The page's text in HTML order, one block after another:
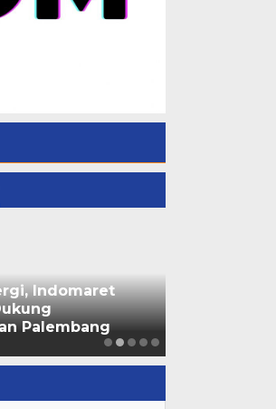
Indomaret
Palembang